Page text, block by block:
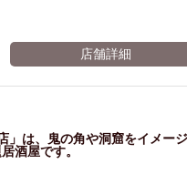
店舗詳細
」は、鬼の角や洞窟をイメージ
酒屋です。